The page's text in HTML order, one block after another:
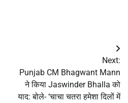
Next:
Punjab CM Bhagwant Mann
ने किया Jaswinder Bhalla को
याद: बोले- ‘चाचा चतरा हमेशा दिलों में